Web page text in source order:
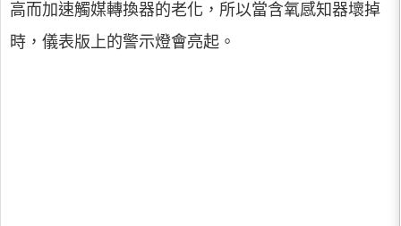
高而加速觸媒轉換器的老化，所以當含氧感知器壞掉
時，儀表版上的警示燈會亮起。